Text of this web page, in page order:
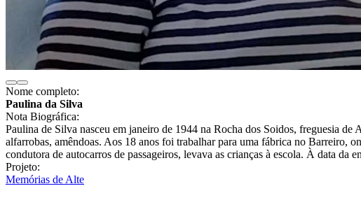
Nome completo:
Paulina da Silva
Nota Biográfica:
Paulina de Silva nasceu em janeiro de 1944 na Rocha dos Soidos, freguesia
alfarrobas, amêndoas. Aos 18 anos foi trabalhar para uma fábrica no Barreiro,
condutora de autocarros de passageiros, levava as crianças à escola. À data da
Projeto:
Memórias de Alte